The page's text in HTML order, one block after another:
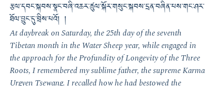
རྩལ་དབང་སྐབས་སྣང་བཞི་འཆར་ཚུལ་སྐོར་གསུང་སྐབས་དྲན་བཞིན་པས་གང་ཤར་
ཐོལ་བྱུང་དུ་བྲིས་པའོ། །
At daybreak on Saturday, the 25th day of the seventh
Tibetan month in the Water Sheep year, while engaged in
the approach for theProfundity of Longevity of the Three
Roots, I remembered my sublime father, the supreme Karma
Urgyen Tsewang. I recalled how he had bestowed the